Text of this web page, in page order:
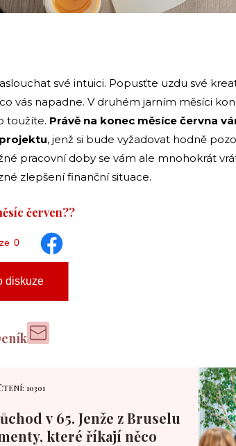
své intuici. Popusťte uzdu své
vás napadne. V druhém jarním měsíci
toužíte. Právě na konec měsíce června
, jenž si bude vyžadovat hodně
pracovní doby se vám ale mnohokrát
zlepšení finanční situace.
červen??
0
diskuze
10301
v 65. Jenže z Bruselu
které říkají něco